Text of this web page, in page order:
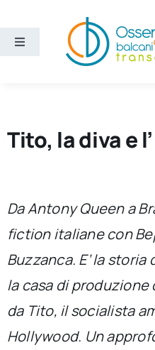
contenuto
Toggle
Sezioni
Chi siamo
Cerca
per:
Tito, la diva e
Da Antony Queen a
fiction italiane con
Buzzanca. E’ la
la casa di
da Tito, il socialista
Hollywood. Un